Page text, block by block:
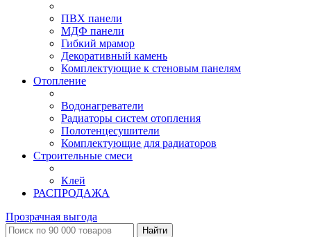
ПВХ панели
МДФ панели
Гибкий мрамор
Декоративный камень
Комплектующие к стеновым панелям
Отопление
Водонагреватели
Радиаторы систем отопления
Полотенцесушители
Комплектующие для радиаторов
Строительные смеси
Клей
РАСПРОДАЖА
Прозрачная выгода
Найти